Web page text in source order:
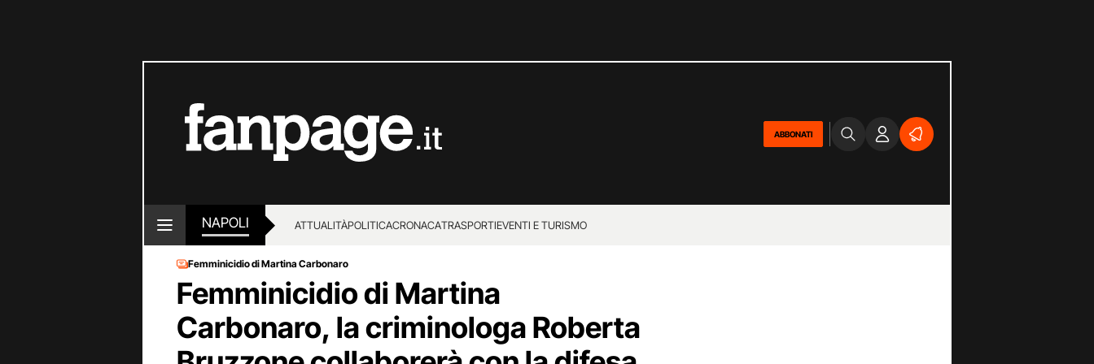
ABBONATI
NAPOLI ATTUALITÀPOLITICACRONACATRASPORTIEVENTI E TURISMO
Femminicidio di Martina Carbonaro
Femminicidio di Martina
Carbonaro, la criminologa Roberta